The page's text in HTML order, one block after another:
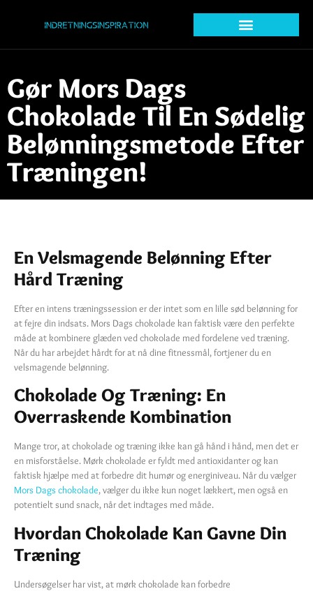
Gør Mors Dags
Chokolade Til En Sødelig
Belønningsmetode Efter
Træningen!
En Velsmagende Belønning Efter
Hård Træning
Efter en intens træningssession er der intet som en lille sød belønning for
at fejre din indsats. Mors Dags chokolade kan faktisk være den perfekte
måde at kombinere glæden ved chokolade med fordelene ved træning.
Når du har arbejdet hårdt for at nå dine fitnessmål, fortjener du en
velsmagende belønning.
Chokolade Og Træning: En
Overraskende Kombination
Mange tror, at chokolade og træning ikke kan gå hånd i hånd, men det er
en misforståelse. Mørk chokolade er fyldt med antioxidanter og kan
faktisk hjælpe med at forbedre dit humør og energiniveau. Når du vælger
Mors Dags chokolade, vælger du ikke kun noget lækkert, men også en
potentielt sund snack, når det indtages med måde.
Hvordan Chokolade Kan Gavne Din
Træning
Undersøgelser har vist, at mørk chokolade kan forbedre